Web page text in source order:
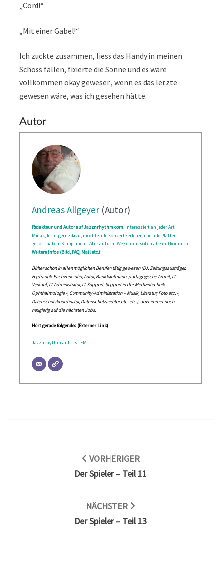
„Cörd!“
„Mit einer Gabel!“
Ich zuckte zusammen, liess das Handy in meinen
Schoss fallen, fixierte die Sonne und es wäre
vollkommen okay gewesen, wenn es das letzte
gewesen wäre, was ich gesehen hätte.
Autor
Andreas Allgeyer(Autor)
Redakteur und Autor auf Jazznrhythm.com.Interessiert an jeder Art
Musik, lernt gerne dazu, möchte alle Konzerte erleben und alle Platten
gehört haben. Klappt nicht. Aber auf dem Weg dahin sollen alle mitkommen.
Weitere Infos (Bild, FAQ, Mail etc.)
Bisher schon in allen möglichen Berufen tätig gewesen (DJ, Zeitungsausträger,
Hydraulik-Fachverkäufer, Autor, Bankkaufmann, pädagogische Arbeit, IT-
Verkauf, IT-Administrator, IT-Support, Support in der Medizintechnik –
Ophthalmologie -, Community-Administration – Musik, Literatur, Foto etc. -,
Datenschutzkoordinator, Datenschutzauditor etc. etc.), aber immer noch
neugierig auf die nächsten Jobs.
Hört gerade folgendes (Externer Link):
Jazznrhythm auf Last.FM
VORHERIGER
Der Spieler – Teil 11
NÄCHSTER
Der Spieler – Teil 13